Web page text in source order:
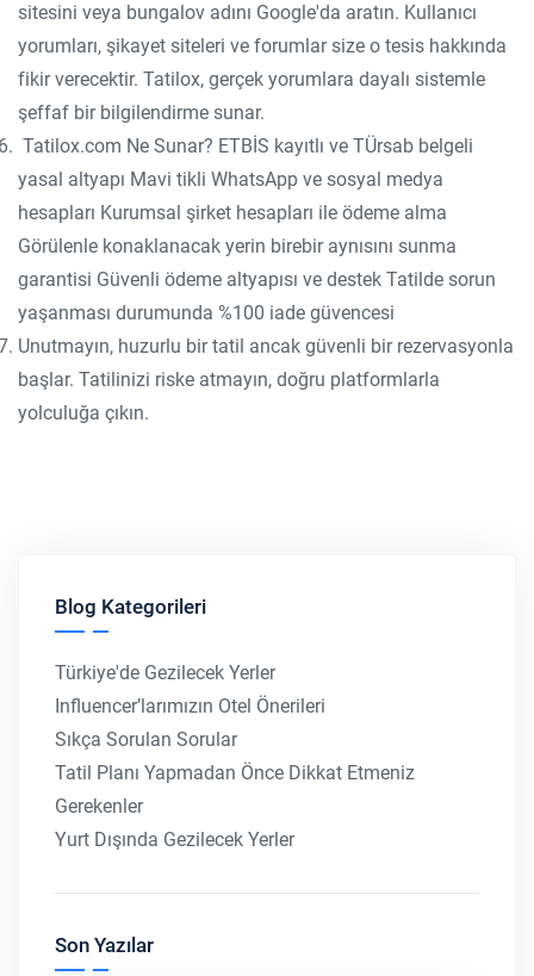
sitesini veya bungalov adını Google'da aratın. Kullanıcı
yorumları, şikayet siteleri ve forumlar size o tesis hakkında
fikir verecektir. Tatilox, gerçek yorumlara dayalı sistemle
şeffaf bir bilgilendirme sunar.
Tatilox.com Ne Sunar? ETBİS kayıtlı ve TÜrsab belgeli
yasal altyapı Mavi tikli WhatsApp ve sosyal medya
hesapları Kurumsal şirket hesapları ile ödeme alma
Görülenle konaklanacak yerin birebir aynısını sunma
garantisi Güvenli ödeme altyapısı ve destek Tatilde sorun
yaşanması durumunda %100 iade güvencesi
Unutmayın, huzurlu bir tatil ancak güvenli bir rezervasyonla
başlar. Tatilinizi riske atmayın, doğru platformlarla
yolculuğa çıkın.
Blog Kategorileri
Türkiye'de Gezilecek Yerler
Influencer’larımızın Otel Önerileri
Sıkça Sorulan Sorular
Tatil Planı Yapmadan Önce Dikkat Etmeniz
Gerekenler
Yurt Dışında Gezilecek Yerler
Son Yazılar